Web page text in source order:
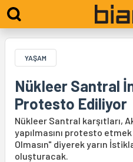
YAŞAM
Nükleer Santral
Protesto Ediliyor
Nükleer Santral karşıtları,
yapılmasını protesto
Olmasın" diyerek yarın
oluşturacak.